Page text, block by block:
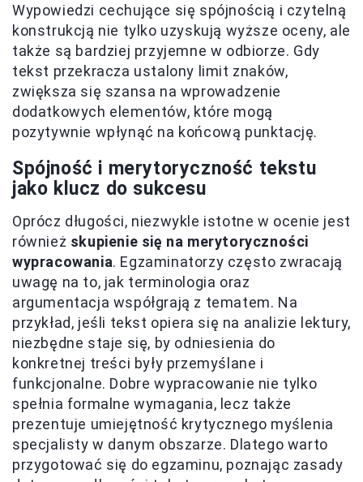
Wypowiedzi cechujące się spójnością i czytelną
konstrukcją nie tylko uzyskują wyższe oceny, ale
także są bardziej przyjemne w odbiorze. Gdy
tekst przekracza ustalony limit znaków,
zwiększa się szansa na wprowadzenie
dodatkowych elementów, które mogą
pozytywnie wpłynąć na końcową punktację.
Spójność i merytoryczność tekstu
jako klucz do sukcesu
Oprócz długości, niezwykle istotne w ocenie jest
również skupienie się na merytoryczności
wypracowania. Egzaminatorzy często zwracają
uwagę na to, jak terminologia oraz
argumentacja współgrają z tematem. Na
przykład, jeśli tekst opiera się na analizie lektury,
niezbędne staje się, by odniesienia do
konkretnej treści były przemyślane i
funkcjonalne. Dobre wypracowanie nie tylko
spełnia formalne wymagania, lecz także
prezentuje umiejętność krytycznego myślenia
specjalisty w danym obszarze. Dlatego warto
przygotować się do egzaminu, poznając zasady